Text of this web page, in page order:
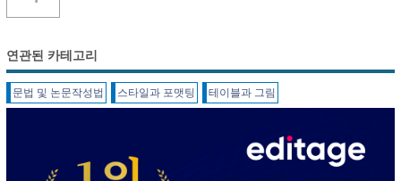
연관된 카테고리
문법 및 논문작성법 스타일과 포맷팅 테이블과 그림